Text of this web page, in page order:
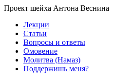
Проект шейха Антона Веснина
Лекции
Статьи
Вопросы и ответы
Омовение
Молитва (Намаз)
Поддержишь меня?